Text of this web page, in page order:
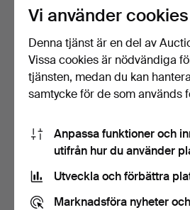
MATGRUPP, 7 delar,
gustaviansk stil, bord …
1 dag
127 USD
Du kan också söka ivårt arkiv
Vi använder cookies
Denna tjänst är en del av
Vissa cookies är nödvändiga
tjänsten, medan du kan
samtycke för de som används
Anpassa funktioner och
utifrån hur du använder
Utveckla och förbättra
Marknadsföra nyheter